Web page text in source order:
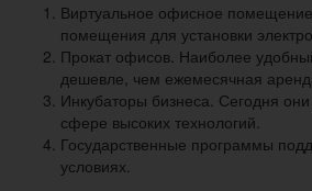
Виртуальное офисное
помещения для установки
Прокат офисов. Наиболее
дешевле, чем ежемесячная
Инкубаторы бизнеса. Сегодня
сфере высоких технологий.
Государственные программы
условиях.